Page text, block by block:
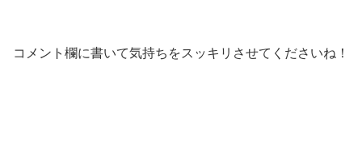
コメント欄に書いて気持ちをスッキリさせてくださいね！